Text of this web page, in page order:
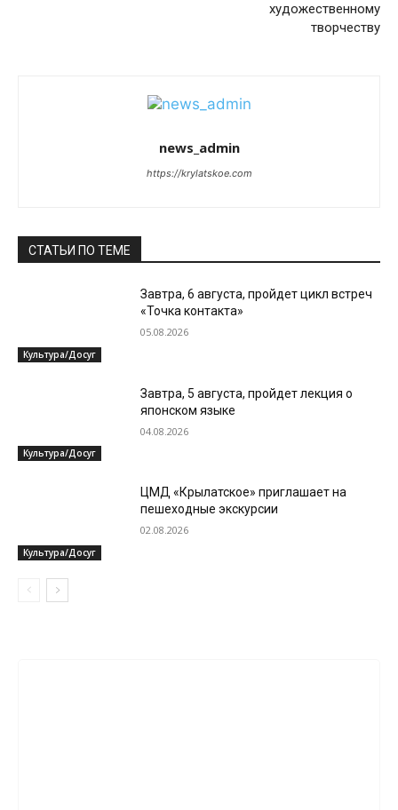
художественному
творчеству
news_admin
https://krylatskoe.com
СТАТЬИ ПО ТЕМЕ
Культура/Досуг
Завтра, 6 августа, пройдет цикл встреч
«Точка контакта»
05.08.2026
Культура/Досуг
Завтра, 5 августа, пройдет лекция о
японском языке
04.08.2026
Культура/Досуг
ЦМД «Крылатское» приглашает на
пешеходные экскурсии
02.08.2026